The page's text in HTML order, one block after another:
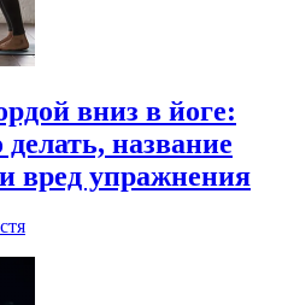
вниз в йоге:
название
вред упражнения